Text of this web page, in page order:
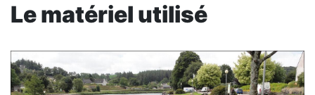
Le matériel utilisé